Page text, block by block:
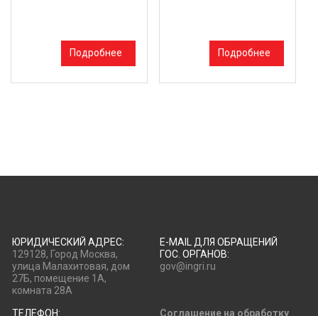
Подробнее Подробнее
ЮРИДИЧЕСКИЙ АДРЕС:
129128, Город Москва,
улица Малахитовая, дом
27Б, помещение 1А,
комната 28А
E-MAIL ДЛЯ ОБРАЩЕНИЙ
ГОС. ОРГАНОВ:
gov@ingri.ru
ТЕЛЕФОН: Соглашение на обработку